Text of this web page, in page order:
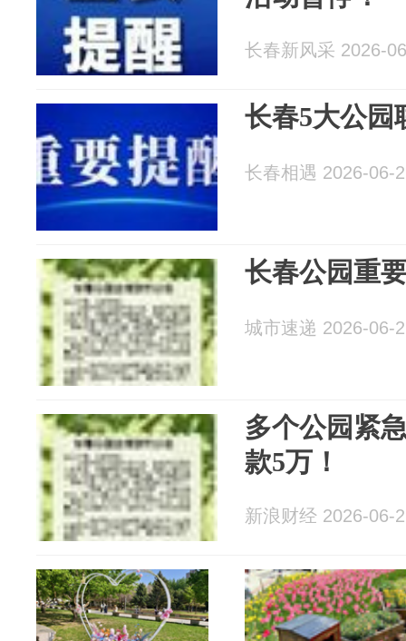
长春新风采 2026-
长春5大公园
长春相遇 2026-06-
长春公园重
城市速递 2026-06-
多个公园紧
款5万！
新浪财经 2026-06-